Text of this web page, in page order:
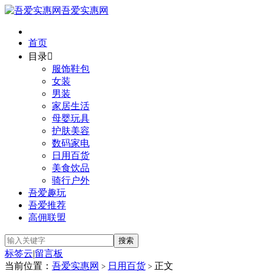
吾爱实惠网
首页
目录
服饰鞋包
女装
男装
家居生活
母婴玩具
护肤美容
数码家电
日用百货
美食饮品
骑行户外
吾爱趣玩
吾爱推荐
高佣联盟
标签云|留言板
当前位置： 吾爱实惠网 > 日用百货 > 正文